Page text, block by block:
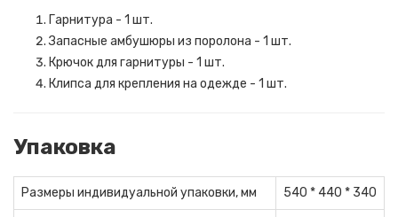
Гарнитура - 1 шт.
Запасные амбушюры из поролона - 1 шт.
Крючок для гарнитуры - 1 шт.
Клипса для крепления на одежде - 1 шт.
Упаковка
Размеры индивидуальной упаковки, мм 540 * 440 * 340